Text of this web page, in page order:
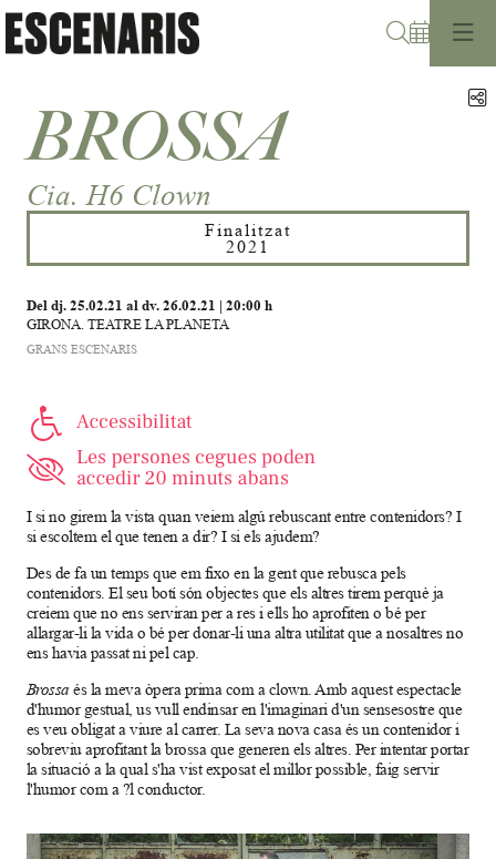
BROSSA
Cia. H6 Clown
Finalitzat
2021
Del dj. 25.02.21 al dv. 26.02.21 | 20:00 h
GIRONA. TEATRE LA PLANETA
GRANS ESCENARIS
I si no girem la vista quan veiem algú rebuscant entre contenidors? I
si escoltem el que tenen a dir? I si els ajudem?
Des de fa un temps que em fixo en la gent que rebusca pels
contenidors. El seu botí són objectes que els altres tirem perquè ja
creiem que no ens serviran per a res i ells ho aprofiten o bé per
allargar-li la vida o bé per donar-li una altra utilitat que a nosaltres no
ens havia passat ni pel cap.
Brossa és la meva òpera prima com a clown. Amb aquest espectacle
d'humor gestual, us vull endinsar en l'imaginari d'un sensesostre que
es veu obligat a viure al carrer. La seva nova casa és un contenidor i
sobreviu aprofitant la brossa que generen els altres. Per intentar portar
la situació a la qual s'ha vist exposat el millor possible, faig servir
l'humor com a ?l conductor.